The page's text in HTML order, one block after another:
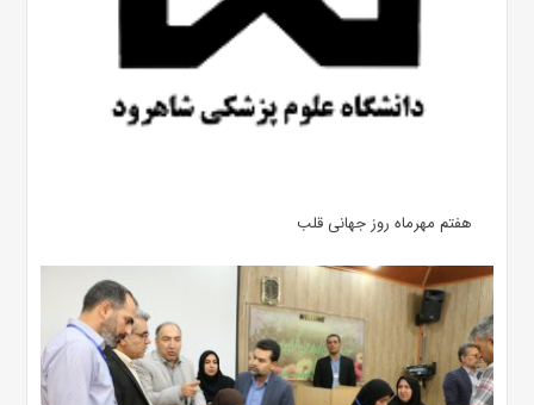
هفتم مهرماه روز جهانی قلب